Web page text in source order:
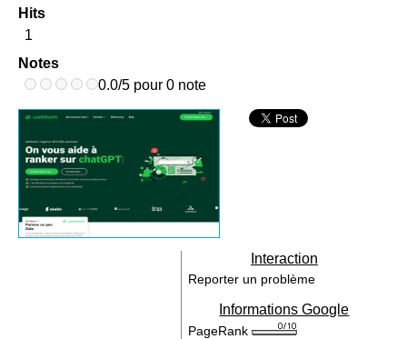
Hits
1
Notes
0.0/5 pour 0 note
Interaction
Reporter un problème
Informations Google
PageRank